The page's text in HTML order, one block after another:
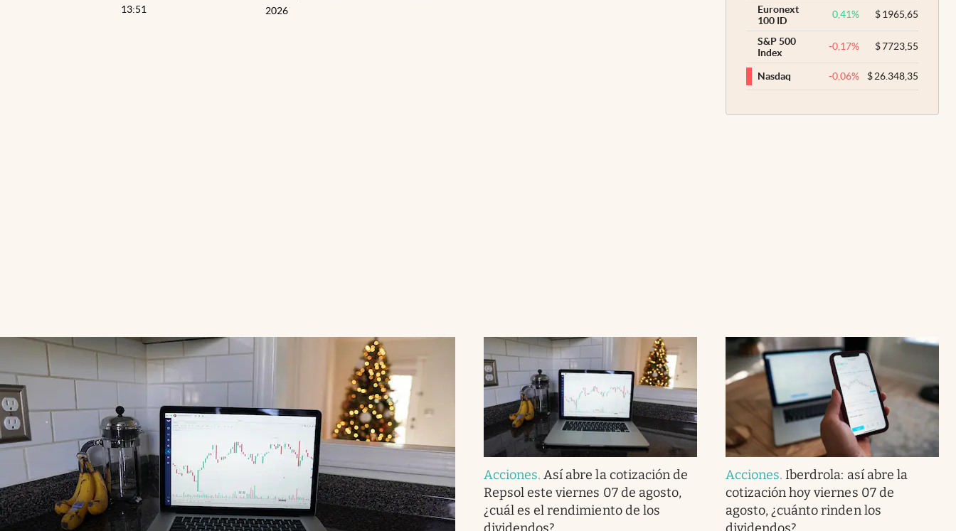
13:51
2026
Euronext
100 ID
0,41% $1965,65
S&P 500
Index
-0,17% $7723,55
Nasdaq -0,06% $26.348,35
Acciones.Así abre la cotización de
Repsol este viernes 07 de agosto,
¿cuál es el rendimiento de los
Acciones. Iberdrola: así abre la
cotización hoy viernes 07 de
agosto, ¿cuánto rinden los